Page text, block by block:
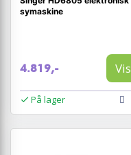
symaskine
4.819,- Vis
På lager